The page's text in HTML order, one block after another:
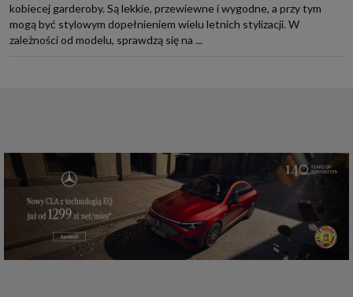
kobiecej garderoby. Są lekkie, przewiewne i wygodne, a przy tym
mogą być stylowym dopełnieniem wielu letnich stylizacji. W
zależności od modelu, sprawdzą się na ...